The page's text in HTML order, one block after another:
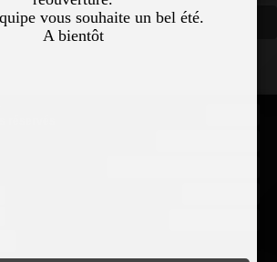
vous souhaite un bel été.
A bientôt
Vous êtes ici